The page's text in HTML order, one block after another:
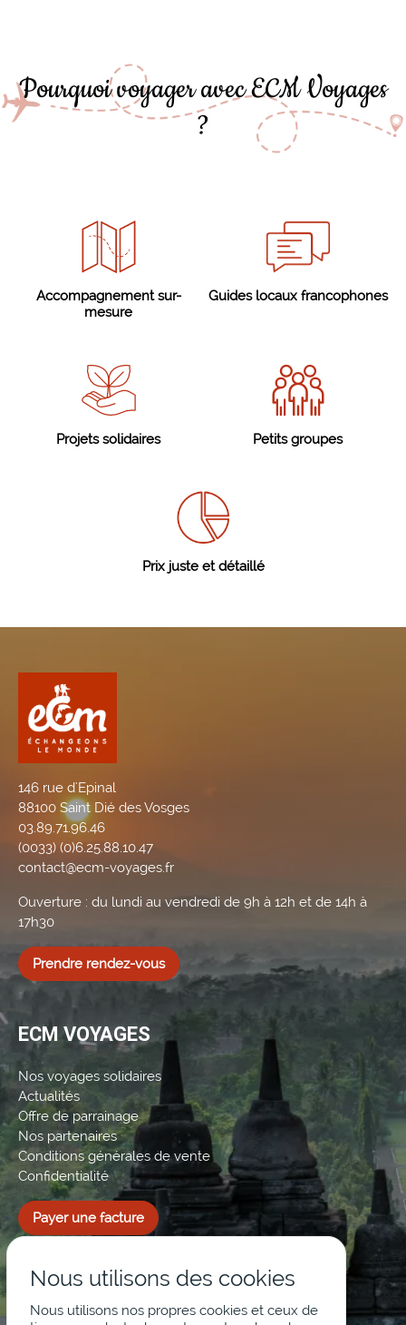
Pourquoi voyager avec ECM Voyages
?
Accompagnement sur-
mesure
Guides locaux francophones
Projets solidaires Petits groupes
Prix juste et détaillé
146 rue d'Epinal
88100 Saint Dié des Vosges
03.89.71.96.46
(0033) (0)6.25.88.10.47
contact@ecm-voyages.fr
Ouverture : du lundi au vendredi de 9h à 12h et de 14h à
17h30
Prendre rendez-vous
ECM VOYAGES
Nos voyages solidaires
Actualités
Offre de parrainage
Nos partenaires
Conditions générales de vente
Confidentialité
Payer une facture
Nous utilisons des cookies
Nous utilisons nos propres cookies et ceux de